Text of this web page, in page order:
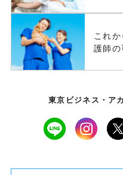
これ
護師の
東京ビジネス・ア